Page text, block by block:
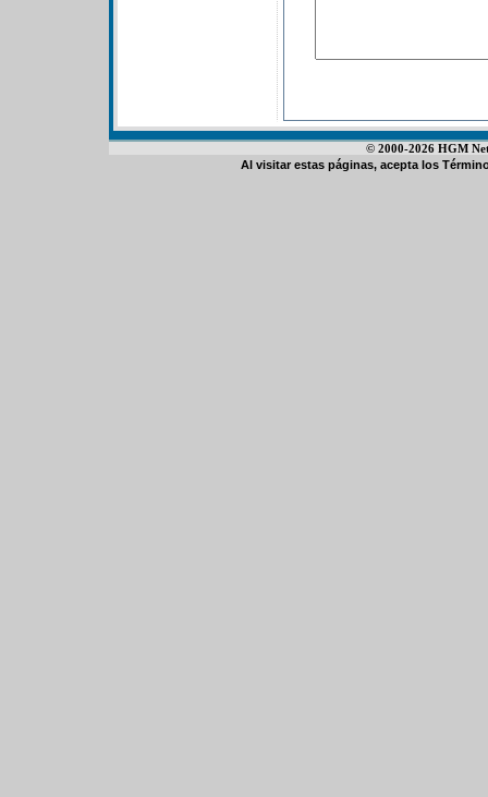
© 2000-2026 HGM
Al visitar estas páginas, acepta los